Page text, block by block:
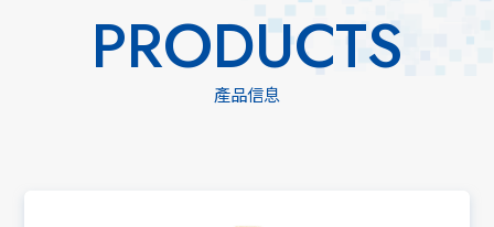
PRODUCTS
產品信息